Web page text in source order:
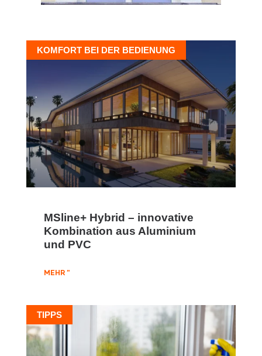
KOMFORT BEI DER BEDIENUNG
MSline+ Hybrid – innovative
Kombination aus Aluminium
und PVC
MEHR "
TIPPS